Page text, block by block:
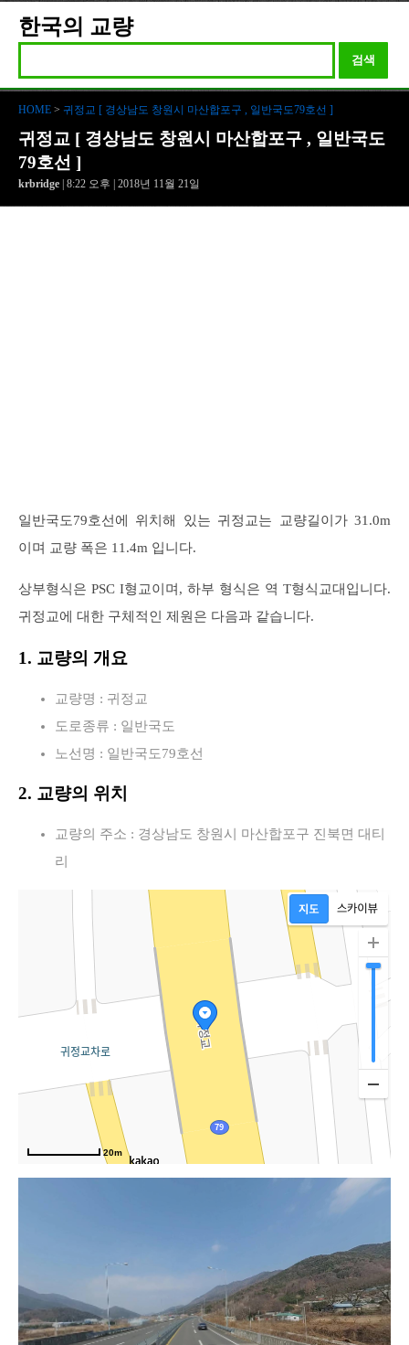
한국의 교량
검색
HOME > 귀정교 [ 경상남도 창원시 마산합포구 , 일반국도79호선 ]
귀정교 [ 경상남도 창원시 마산합포구 , 일반국도
79호선 ]
krbridge | 8:22 오후 | 2018년 11월 21일
일반국도79호선에 위치해 있는 귀정교는 교량길이가 31.0m
이며 교량 폭은 11.4m 입니다.
상부형식은 PSC I형교이며, 하부 형식은 역 T형식교대입니다.
귀정교에 대한 구체적인 제원은 다음과 같습니다.
1. 교량의 개요
교량명 : 귀정교
도로종류 : 일반국도
노선명 : 일반국도79호선
2. 교량의 위치
교량의 주소 : 경상남도 창원시 마산합포구 진북면 대티
리
20m
귀정길